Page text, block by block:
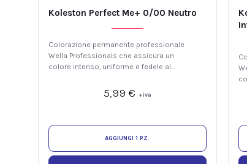
5,99 € +iva
Koleston Perfect Me+ 0/00 Neutro
Colorazione permanente professionale
Wella Professionals che assicura un
colore intenso, uniforme e fedele al
copertura dei capelli bianchi. La
tecnologia ME+ offre elevate
AGGIUNGI 1 PZ.